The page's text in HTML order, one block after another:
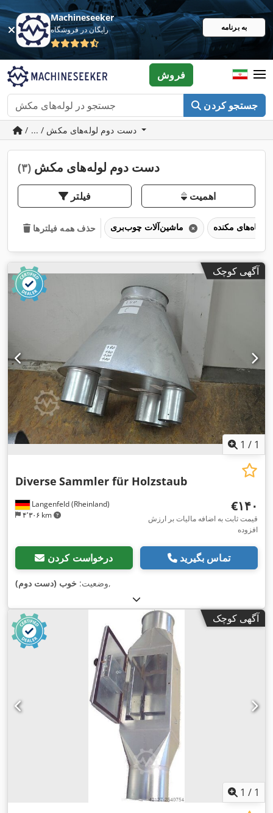
Machineseeker
رایگان در فروشگاه به برنامه
جستجو کردن
فروش
دست دوم لوله‌های مکش (۳)
فیلتر اهمیت
حذف همه فیلترها
آگهی کوچک
1 / 1
Langenfeld (Rheinland)
۴٬۳۰۶ km
Diverse Sammler für Holzstaub
‎€۱۴۰
قیمت ثابت به اضافه مالیات بر ارزش
افزوده
درخواست کردن تماس بگیرید
وضعیت: خوب (دست دوم) ,
آگهی کوچک
1 / 1